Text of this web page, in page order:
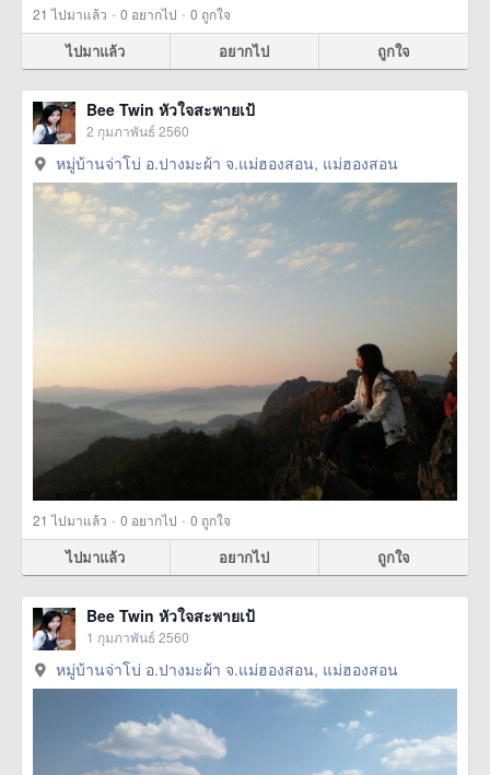
21 ไปมาแล้ว · 0 อยากไป · 0 ถูกใจ
ไปมาแล้ว อยากไป ถูกใจ
Bee Twin หัวใจสะพายเป้
2 กุมภาพันธ์ 2560
หมู่บ้านจ่าโบ่ อ.ปางมะผ้า จ.แม่ฮองสอน, แม่ฮองสอน
21 ไปมาแล้ว · 0 อยากไป · 0 ถูกใจ
ไปมาแล้ว อยากไป ถูกใจ
Bee Twin หัวใจสะพายเป้
1 กุมภาพันธ์ 2560
หมู่บ้านจ่าโบ่ อ.ปางมะผ้า จ.แม่ฮองสอน, แม่ฮองสอน